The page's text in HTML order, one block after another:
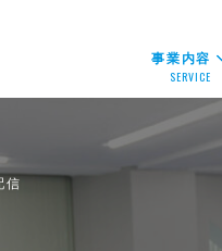
SERVICE
事業内容
信